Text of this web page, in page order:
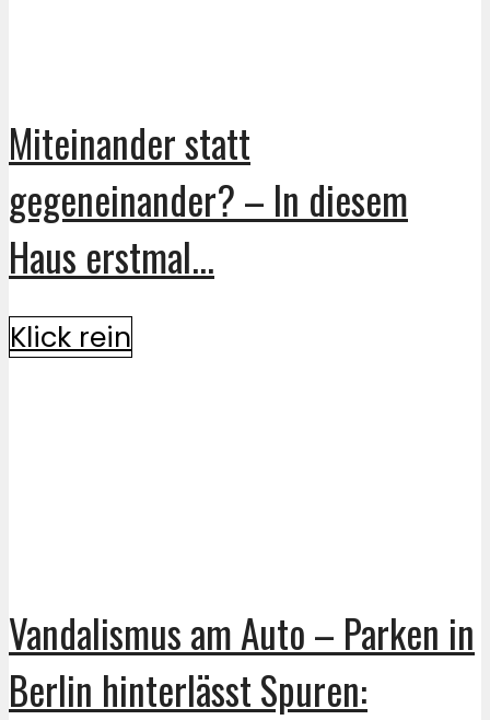
Miteinander statt
gegeneinander? – In diesem
Haus erstmal...
Klick rein
Vandalismus am Auto – Parken in
Berlin hinterlässt Spuren: